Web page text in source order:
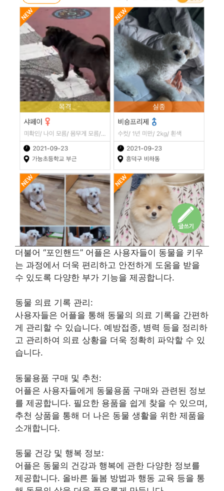
더불어 “포인핸드” 어플은 사용자들이 동물을 키우
는 과정에서 더욱 편리하고 안전하게 도움을 받을
수 있도록 다양한 부가 기능을 제공합니다.
동물 의료 기록 관리:
사용자들은 어플을 통해 동물의 의료 기록을 간편하
게 관리할 수 있습니다. 예방접종, 병력 등을 정리하
고 관리하여 의료 상황을 더욱 정확히 파악할 수 있
습니다.
동물용품 구매 및 추천:
어플은 사용자들에게 동물용품 구매와 관련된 정보
를 제공합니다. 필요한 용품을 쉽게 찾을 수 있으며,
추천 상품을 통해 더 나은 동물 생활을 위한 제품을
소개합니다.
동물 건강 및 행복 정보:
어플은 동물의 건강과 행복에 관한 다양한 정보를
제공합니다. 올바른 돌봄 방법과 행동 교육 등을 통